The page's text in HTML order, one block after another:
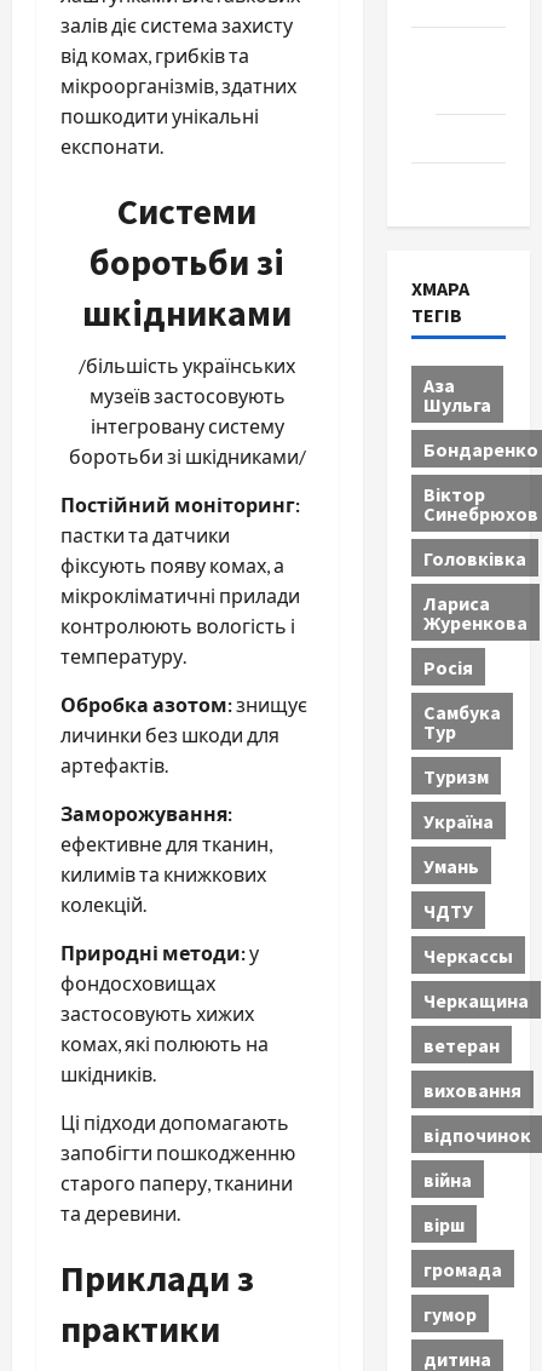
залів діє система захисту
від комах, грибків та
мікроорганізмів, здатних
пошкодити унікальні
експонати.
Системи
боротьби зі
шкідниками
/більшість українських
музеїв застосовують
інтегровану систему
боротьби зі шкідниками/
Постійний моніторинг:
пастки та датчики
фіксують появу комах, а
мікрокліматичні прилади
контролюють вологість і
температуру.
Обробка азотом:знищує
личинки без шкоди для
артефактів.
Заморожування:
ефективне для тканин,
килимів та книжкових
колекцій.
Природні методи:у
фондосховищах
застосовують хижих
комах, які полюють на
шкідників.
Ці підходи допомагають
запобігти пошкодженню
старого паперу, тканини
та деревини.
Приклади з
практики
ХМАРА
ТЕГІВ
Аза
Шульга
Бондаренко
Віктор
Синебрюхов
Головківка
Лариса
Журенкова
Росія
Самбука
Тур
Туризм
Україна
Умань
ЧДТУ
Черкассы
Черкащина
ветеран
виховання
відпочинок
війна
вірш
громада
гумор
дитина